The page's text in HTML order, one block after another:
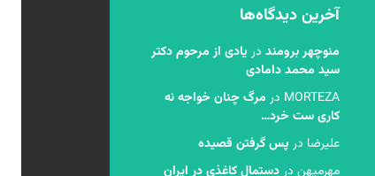
آخرین دیدگاه‌ها
منوچهر برومند در یادی از مرحوم دکتر
سید محمد دامادی
MORTEZA در مرگ چنان خواجه نه
کاری ست خرد…
عليرضا در پس گرفتن قصیده
مهرمیهن دردستمال کاغذی در ایران